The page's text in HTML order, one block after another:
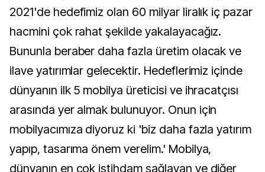
2021'de hedefimiz olan 60 milyar liralık iç pazar
hacmini çok rahat şekilde yakalayacağız.
Bununla beraber daha fazla üretim olacak ve
ilave yatırımlar gelecektir. Hedeflerimiz içinde
dünyanın ilk 5 mobilya üreticisi ve ihracatçısı
arasında yer almak bulunuyor. Onun için
mobilyacımıza diyoruz ki 'biz daha fazla yatırım
yapıp, tasarıma önem verelim.' Mobilya,
dünyanın en çok istihdam sağlayan ve diğer